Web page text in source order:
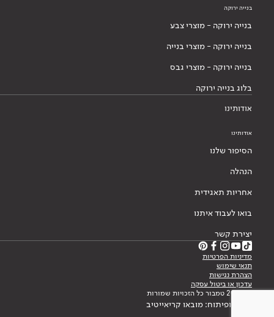
בנייה ירוקה
בנייה ירוקה - מוצרי צבע
בנייה ירוקה - מוצרי בנייה
בנייה ירוקה - מוצרי גבס
בלוג בנייה ירוקה
אודותינו
אודותינו
הסיפור שלנו
הנהלה
אחריות תאגידית
בואו לעבוד איתנו
יצירת קשר
מדיניות הפרטיות
תנאי שימוש
הצהרת נגישות
עדכון או ביטול עסקה
© 2026 טמבור כל הזכויות שמורות
עיצוב ופיתוח: מובאו קריאייטיב